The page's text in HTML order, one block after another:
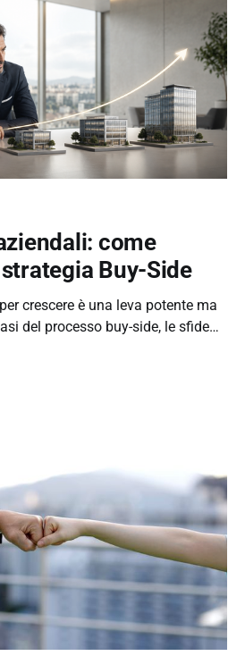
come
Buy-Side
crescere è una leva potente ma
del processo buy-side, le sfide
Incico e Visma.